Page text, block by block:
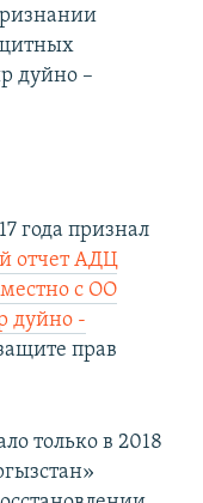
дуйно –
года признал
отчет АДЦ
с ОО
дуйно -
прав
только в 2018